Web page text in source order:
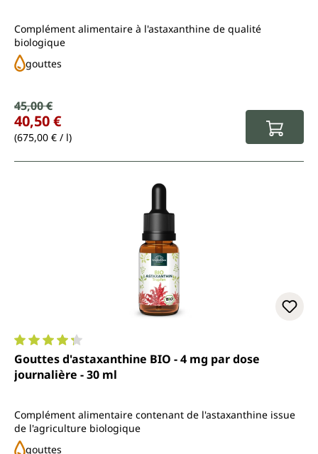
Complément alimentaire à l'astaxanthine de qualité
biologique
gouttes
Prix de vente :
Prix régulier :
45,00 €
40,50 €
(675,00 € / l)
Note moyenne de 4.2 sur 5 étoiles
Gouttes d'astaxanthine BIO - 4 mg par dose
journalière - 30 ml
Complément alimentaire contenant de l'astaxanthine issue
de l'agriculture biologique
gouttes